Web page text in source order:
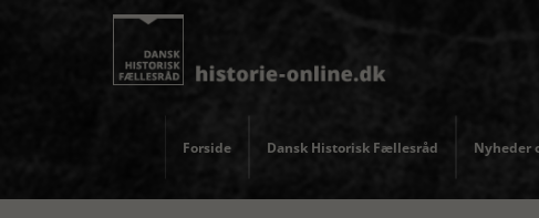
Forside Dansk Historisk Fællesråd Nyheder